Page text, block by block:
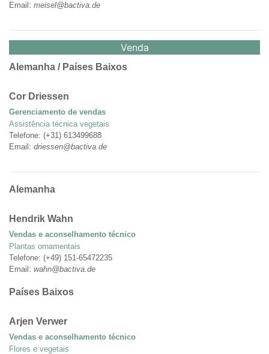
Email: meisel@bactiva.de
Venda
Alemanha / Países Baixos
Cor Driessen
Gerenciamento de vendas
Assistência técnica vegetais
Telefone: (+31) 613499688
Email: driessen@bactiva.de
Alemanha
Hendrik Wahn
Vendas e aconselhamento técnico
Plantas ornamentais
Telefone: (+49) 151-65472235
Email: wahn@bactiva.de
Países Baixos
Arjen Verwer
Vendas e aconselhamento técnico
Flores e vegetais